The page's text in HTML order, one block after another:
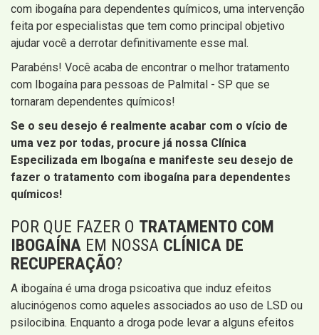
com ibogaína para dependentes químicos, uma intervenção
feita por especialistas que tem como principal objetivo
ajudar você a derrotar definitivamente esse mal.
Parabéns! Você acaba de encontrar o melhor tratamento
com Ibogaína para pessoas de Palmital - SP que se
tornaram dependentes químicos!
Se o seu desejo é realmente acabar com o vício de
uma vez por todas, procure já nossa Clínica
Especilizada em Ibogaína e manifeste seu desejo de
fazer o tratamento com ibogaína para dependentes
químicos!
POR QUE FAZER O TRATAMENTO COM
IBOGAÍNA EM NOSSA CLÍNICA DE
RECUPERAÇÃO?
A ibogaína é uma droga psicoativa que induz efeitos
alucinógenos como aqueles associados ao uso de LSD ou
psilocibina. Enquanto a droga pode levar a alguns efeitos